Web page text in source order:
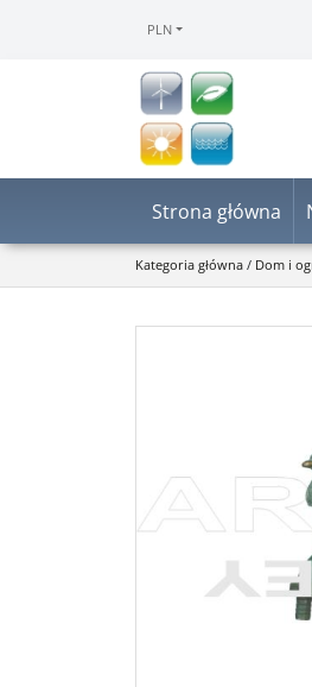
PLN
Strona główna
Kategoria główna / Dom i